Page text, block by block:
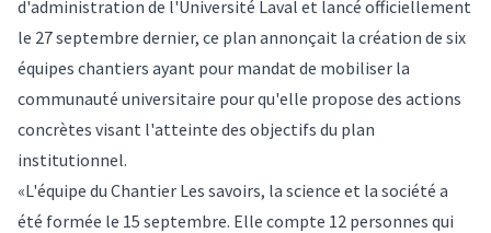
d'administration de l'Université Laval et lancé officiellement
le 27 septembre dernier, ce plan annonçait la création de six
équipes chantiers ayant pour mandat de mobiliser la
communauté universitaire pour qu'elle propose des actions
concrètes visant l'atteinte des objectifs du plan
institutionnel.
«L'équipe du Chantier Les savoirs, la science et la société a
été formée le 15 septembre. Elle compte 12 personnes qui